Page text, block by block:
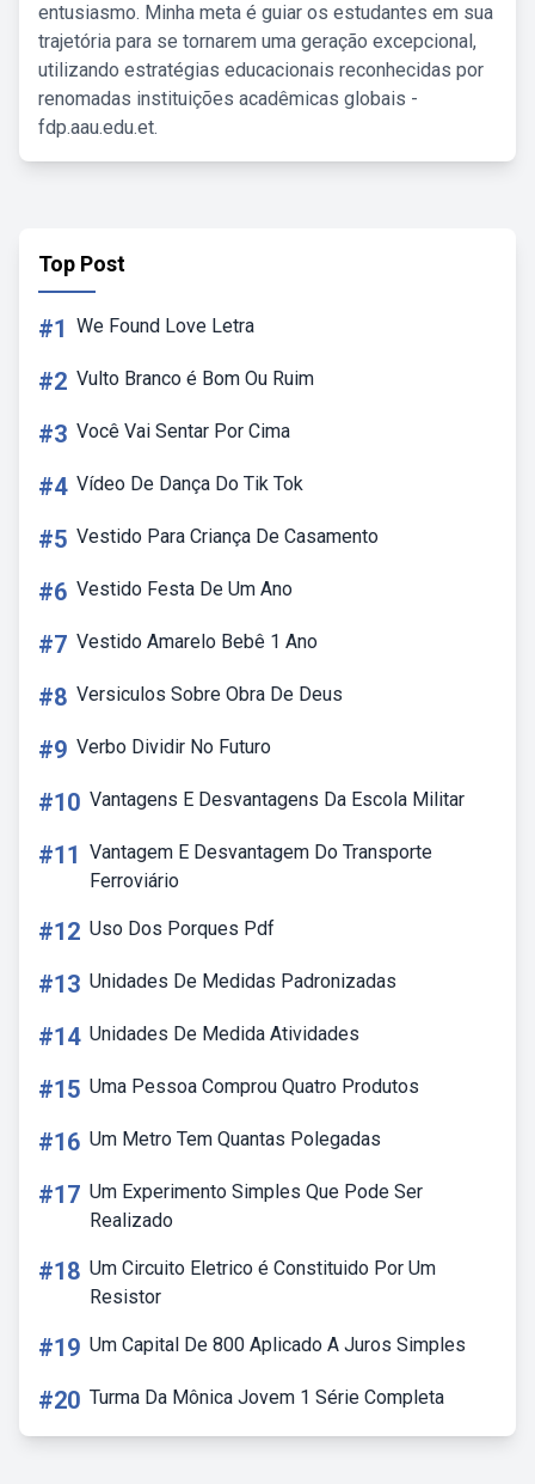
entusiasmo. Minha meta é guiar os estudantes em sua
trajetória para se tornarem uma geração excepcional,
utilizando estratégias educacionais reconhecidas por
renomadas instituições acadêmicas globais -
fdp.aau.edu.et.
Top Post
#1 We Found Love Letra
#2 Vulto Branco é Bom Ou Ruim
#3 Você Vai Sentar Por Cima
#4 Vídeo De Dança Do Tik Tok
#5 Vestido Para Criança De Casamento
#6 Vestido Festa De Um Ano
#7 Vestido Amarelo Bebê 1 Ano
#8 Versiculos Sobre Obra De Deus
#9 Verbo Dividir No Futuro
#10 Vantagens E Desvantagens Da Escola Militar
#11 Vantagem E Desvantagem Do Transporte
Ferroviário
#12 Uso Dos Porques Pdf
#13 Unidades De Medidas Padronizadas
#14 Unidades De Medida Atividades
#15 Uma Pessoa Comprou Quatro Produtos
#16 Um Metro Tem Quantas Polegadas
#17 Um Experimento Simples Que Pode Ser
Realizado
#18 Um Circuito Eletrico é Constituido Por Um
Resistor
#19 Um Capital De 800 Aplicado A Juros Simples
#20 Turma Da Mônica Jovem 1 Série Completa